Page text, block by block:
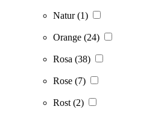
Natur(1)
Orange (24)
Rosa (38)
Rose (7)
Rost (2)